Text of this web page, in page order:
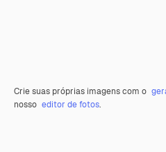
Crie suas próprias imagens com o
nosso editor de fotos.